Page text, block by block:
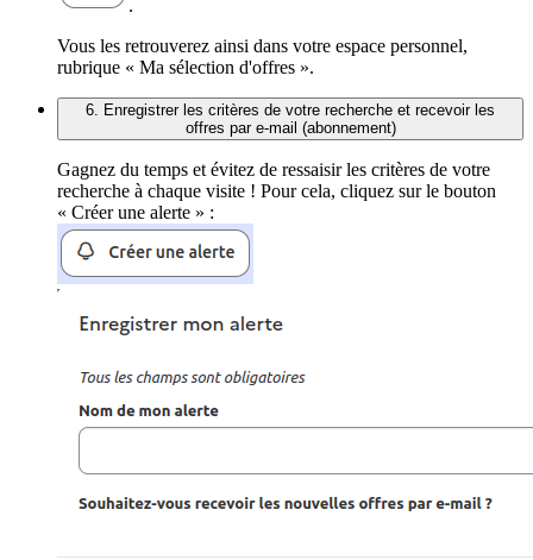
.
Vous les retrouverez ainsi dans votre espace personnel,
rubrique « Ma sélection d'offres ».
6. Enregistrer les critères de votre recherche et recevoir les
offres par e-mail (abonnement)
Gagnez du temps et évitez de ressaisir les critères de votre
recherche à chaque visite ! Pour cela, cliquez sur le bouton
« Créer une alerte » :